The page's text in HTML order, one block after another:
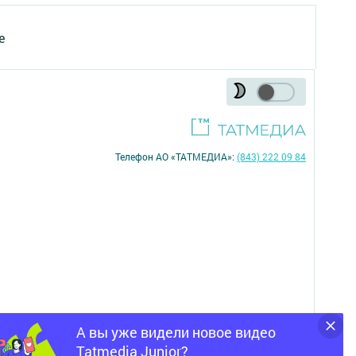
А вы уже видели новое видео
Tatmedia Junior?
Телефон АО «ТАТМЕДИА»:(843) 222 09 84